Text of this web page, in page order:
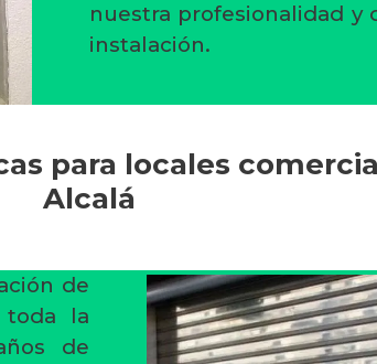
nuestra profesionalidad y
instalación.
para locales
Alcalá
de
toda la
de